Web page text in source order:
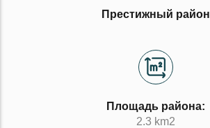
Престижный район
Площадь района:
2.3 km2